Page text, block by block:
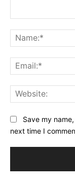
Save my
next time I